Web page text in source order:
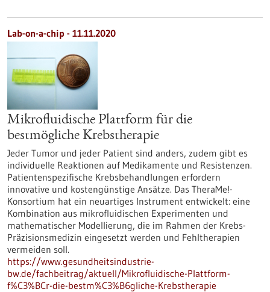
Lab-on-a-chip - 11.11.2020
Mikrofluidische Plattform für die
bestmögliche Krebstherapie
Jeder Tumor und jeder Patient sind anders, zudem gibt es
individuelle Reaktionen auf Medikamente und Resistenzen.
Patientenspezifische Krebsbehandlungen erfordern
innovative und kostengünstige Ansätze. Das TheraMe!-
Konsortium hat ein neuartiges Instrument entwickelt: eine
Kombination aus mikrofluidischen Experimenten und
mathematischer Modellierung, die im Rahmen der Krebs-
Präzisionsmedizin eingesetzt werden und Fehltherapien
vermeiden soll.
https://www.gesundheitsindustrie-
bw.de/fachbeitrag/aktuell/Mikrofluidische-Plattform-
f%C3%BCr-die-bestm%C3%B6gliche-Krebstherapie